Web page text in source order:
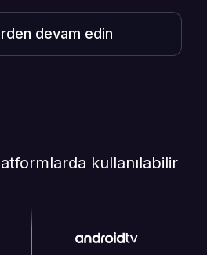
devam edin
kullanılabilir